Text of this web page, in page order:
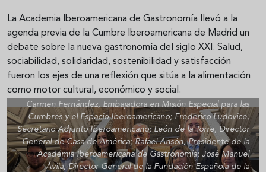
La Academia Iberoamericana de Gastronomía llevó a la
agenda previa de la Cumbre Iberoamericana de Madrid un
debate sobre la nueva gastronomía del siglo XXI. Salud,
sociabilidad, solidaridad, sostenibilidad y satisfacción
fueron los ejes de una reflexión que sitúa a la alimentación
como motor cultural, económico y social.
Carmen Fernández, Embajadora en Misión Especial para las
Cumbres y el Espacio Iberoamericano; Frederico Ludovice,
Secretario Adjunto Iberoamericano; León de la Torre, Director
General de Casa de América; Rafael Ansón, Presidente de la
Academia Iberoamericana de Gastronomía; José Manuel
Ávila, Director General de la Fundación Española de la